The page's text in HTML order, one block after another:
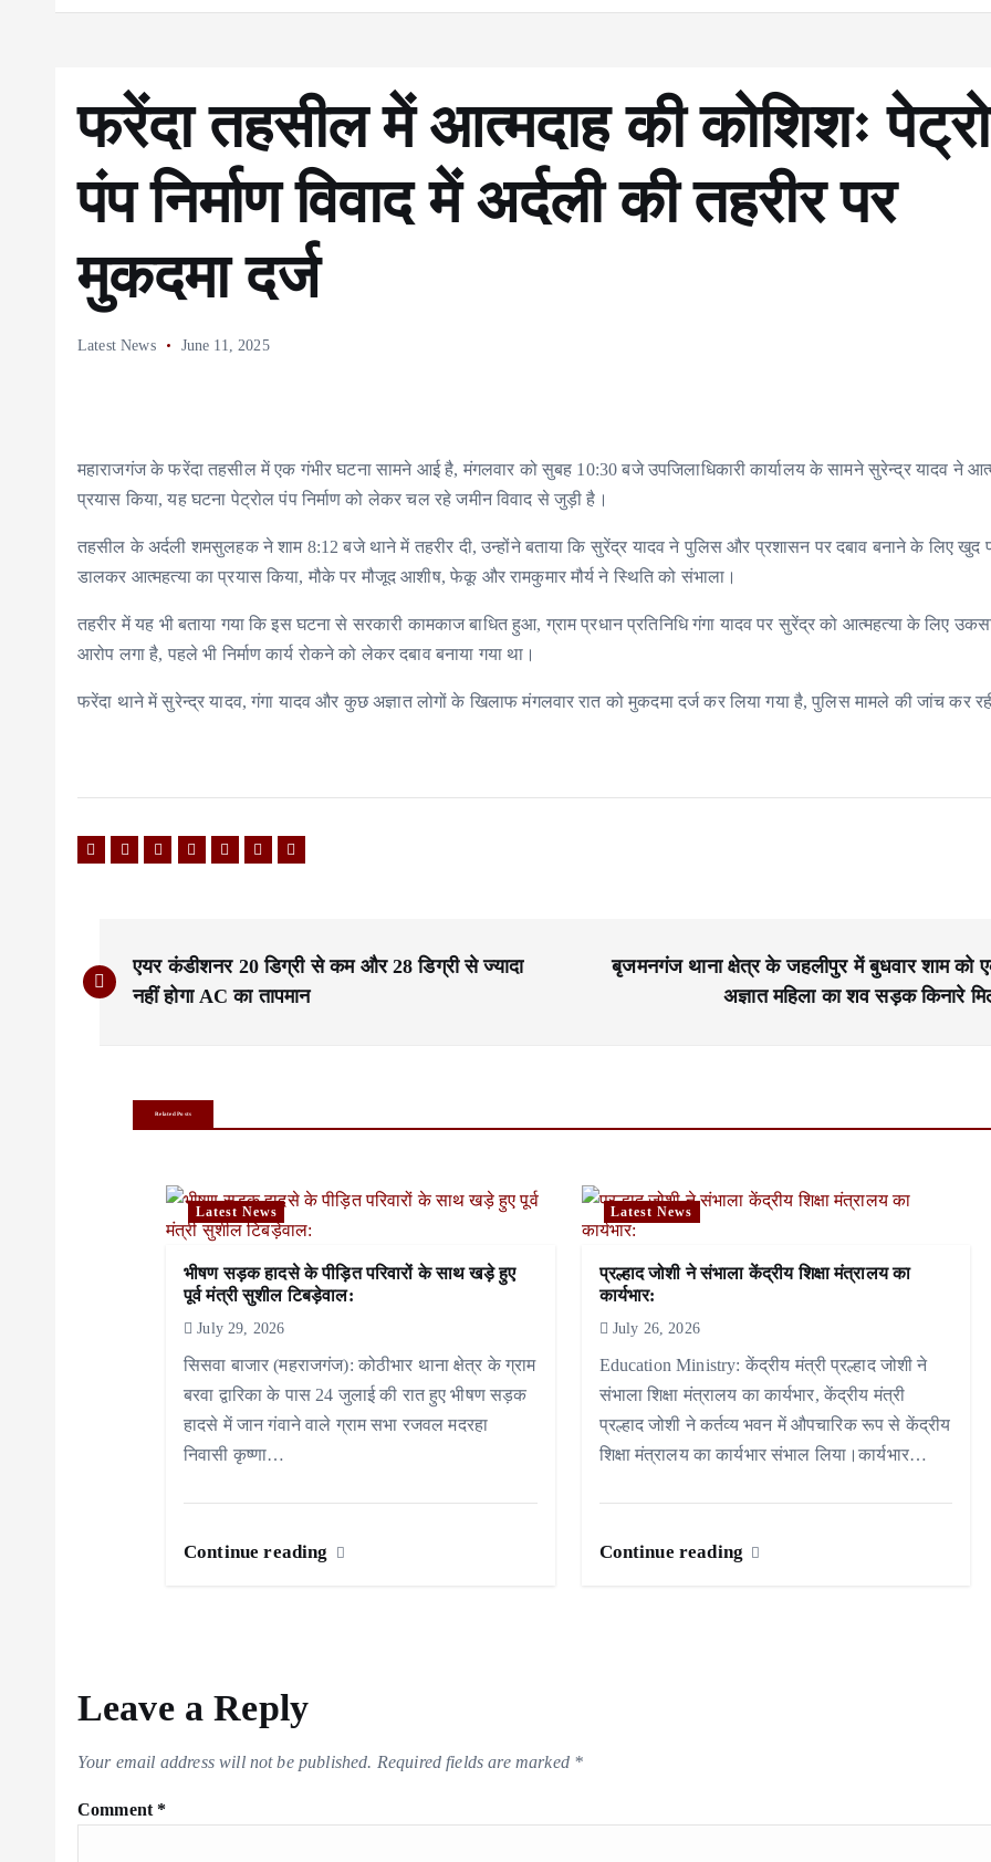
फरेंदा तहसील में आत्मदाह की कोशिशः
पंप निर्माण विवाद में अर्दली की तहरीर पर
मुकदमा दर्ज
Latest News June 11, 2025
महाराजगंज के फरेंदा तहसील में एक गंभीर घटना सामने आई है, मंगलवार को सुबह 10:30 बजे उपजिलाधिकारी कार्यालय के सामने सुरेन्द्र यादव ने
प्रयास किया, यह घटना पेट्रोल पंप निर्माण को लेकर चल रहे जमीन विवाद से जुड़ी है।
तहसील के अर्दली शमसुलहक ने शाम 8:12 बजे थाने में तहरीर दी, उन्होंने बताया कि सुरेंद्र यादव ने पुलिस और प्रशासन पर दबाव बनाने के लिए खुद
डालकर आत्महत्या का प्रयास किया, मौके पर मौजूद आशीष, फेकू और रामकुमार मौर्य ने स्थिति को संभाला।
तहरीर में यह भी बताया गया कि इस घटना से सरकारी कामकाज बाधित हुआ, ग्राम प्रधान प्रतिनिधि गंगा यादव पर सुरेंद्र को आत्महत्या के लिए
आरोप लगा है, पहले भी निर्माण कार्य रोकने को लेकर दबाव बनाया गया था।
फरेंदा थाने में सुरेन्द्र यादव, गंगा यादव और कुछ अज्ञात लोगों के खिलाफ मंगलवार रात को मुकदमा दर्ज कर लिया गया है, पुलिस मामले की जांच कर
o
एयर कंडीशनर 20 डिग्री से कम और 28 डिग्री से ज्यादा
नहीं होगा AC का तापमान
बृजमनगंज थाना क्षेत्र के जहलीपुर में बुधवार शाम को
अज्ञात महिला का शव सड़क किनारे
Related Posts
Latest News
भीषण सड़क हादसे के पीड़ित परिवारों के साथ खड़े हुए
पूर्व मंत्री सुशील टिबड़ेवाल:
July 29, 2026
सिसवा बाजार (महराजगंज): कोठीभार थाना क्षेत्र के ग्राम
बरवा द्वारिका के पास 24 जुलाई की रात हुए भीषण सड़क
हादसे में जान गंवाने वाले ग्राम सभा रजवल मदरहा
निवासी कृष्णा…
Continue reading
Latest News
प्रल्हाद जोशी ने संभाला केंद्रीय शिक्षा मंत्रालय का
कार्यभार:
July 26, 2026
Education Ministry: केंद्रीय मंत्री प्रल्हाद जोशी ने
संभाला शिक्षा मंत्रालय का कार्यभार, केंद्रीय मंत्री
प्रल्हाद जोशी ने कर्तव्य भवन में औपचारिक रूप से केंद्रीय
शिक्षा मंत्रालय का कार्यभार संभाल लिया।कार्यभार…
Continue reading
Leave a Reply
Your email address will not be published. Required fields are marked *
Comment *